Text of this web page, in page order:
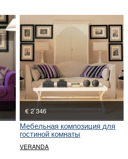
€ 2`346
Мебельная композиция для
гостиной комнаты
VERANDA